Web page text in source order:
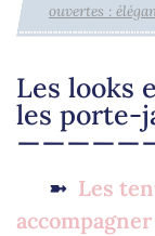
ouvertes :
Les looks
les porte-
Les